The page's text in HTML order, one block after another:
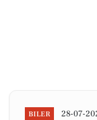
BILER 28-07-